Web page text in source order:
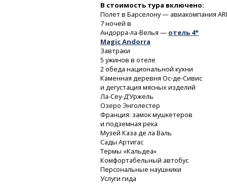
В стоимость тура включено:
Полет в Барселону — авиакомпания
7 ночейв
Андорра-ла-Велья— отель 4*
Magic Andorra
Завтраки
5 ужинов в отеле
2 обеда национальной кухни
Каменная деревняОс-де-Сивис
и дегустация мясных изделий
Ла-Сеу-Д’Уржель
Озеро Энголестер
Франция: замок мушкетеров
и подземная река
Музей Каза де ла Валь
Сады Артигас
Термы «Кальдеа»
Комфортабельный автобус
Персональные наушники
Услуги гида